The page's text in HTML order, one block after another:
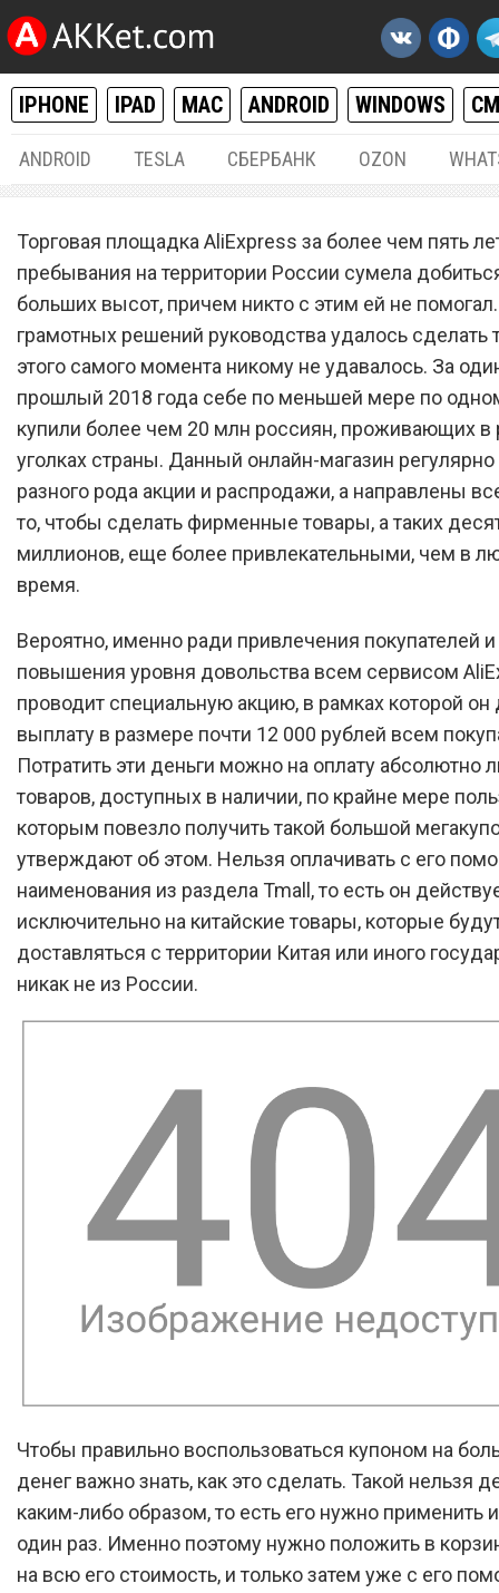
IPHONE IPAD MAC ANDROID WINDOWS
ANDROID TESLA СБЕРБАНК OZON
AliExpress сделал разовую
выплату почти 12 000
всем покупателям
Торговая площадка AliExpress за более чем пять
пребывания на территории России сумела
больших высот, причем никто с этим ей не
грамотных решений руководства удалось сделать
этого самого момента никому не удавалось. За
прошлый 2018 года себе по меньшей мере по
купили более чем 20 млн россиян, проживающих в
уголках страны. Данный онлайн-магазин регулярно
разного рода акции и распродажи, а направлены
то, чтобы сделать фирменные товары, а таких
миллионов, еще более привлекательными, чем в
время.
Вероятно, именно ради привлечения покупателей и
повышения уровня довольства всем сервисом
проводит специальную акцию, в рамках которой он
выплату в размере почти 12 000 рублей всем
Потратить эти деньги можно на оплату абсолютно
товаров, доступных в наличии, по крайне мере
которым повезло получить такой большой
утверждают об этом. Нельзя оплачивать с его
наименования из раздела Tmall, то есть он
исключительно на китайские товары, которые
доставляться с территории Китая или иного
никак не из России.
Чтобы правильно воспользоваться купоном на
денег важно знать, как это сделать. Такой нельзя
каким-либо образом, то есть его нужно применить
один раз. Именно поэтому нужно положить в
на всю его стоимость, и только затем уже с его